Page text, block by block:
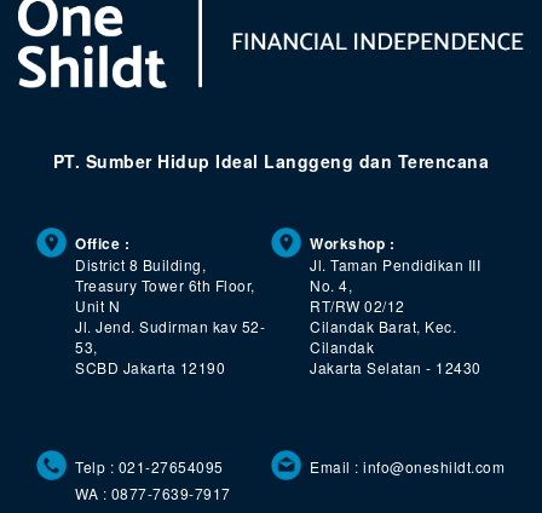
PT. Sumber Hidup Ideal Langgeng dan Terencana
Office :
District 8 Building,
Treasury Tower 6th Floor,
Unit N
Jl. Jend. Sudirman kav 52-
53,
SCBD Jakarta 12190
Workshop :
Jl. Taman Pendidikan III
No. 4,
RT/RW 02/12
Cilandak Barat, Kec.
Cilandak
Jakarta Selatan - 12430
Telp : 021-27654095
WA : 0877-7639-7917
Email : info@oneshildt.com